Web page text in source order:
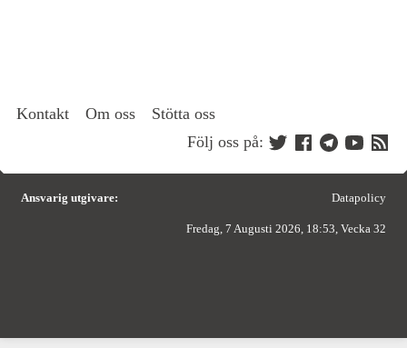
Kontakt Om oss
Stötta oss
Följ oss på:
Ansvarig utgivare: Datapolicy
Fredag, 7 Augusti 2026, 18:53, Vecka 32